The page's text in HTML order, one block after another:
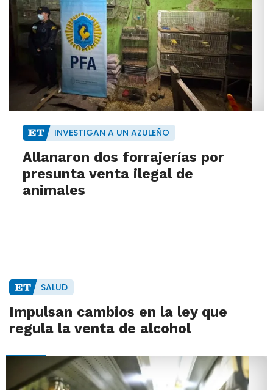
INVESTIGAN A UN AZULEÑO
Allanaron dos forrajerías por
presunta venta ilegal de
animales
SALUD
Impulsan cambios en la ley que
regula la venta de alcohol